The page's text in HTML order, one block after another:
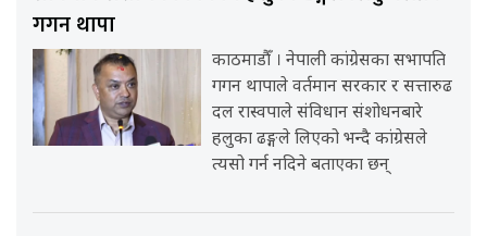
गगन थापा
काठमाडौँ । नेपाली कांग्रेसका सभापति
गगन थापाले वर्तमान सरकार र सत्तारुढ
दल रास्वपाले संविधान संशोधनबारे
हलुका ढङ्गले लिएको भन्दै कांग्रेसले
त्यसो गर्न नदिने बताएका छन्